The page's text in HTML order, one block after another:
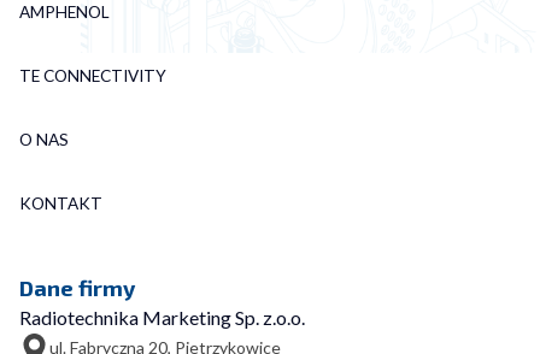
AMPHENOL
TE CONNECTIVITY
O NAS
KONTAKT
Dane firmy
Radiotechnika Marketing Sp. z.o.o.
ul. Fabryczna 20, Pietrzykowice